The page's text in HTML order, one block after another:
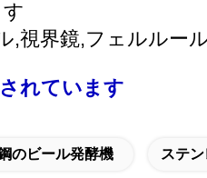
,視界鏡,フェルルー
れています
のビール発酵機 ステ